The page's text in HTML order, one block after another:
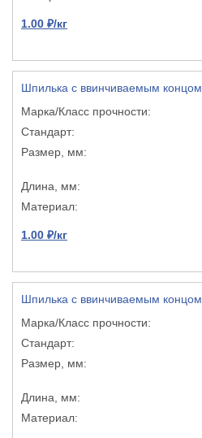
1.00 ₽/кг
Шпилька с ввинчиваемым концом
1.00 ₽/кг
Шпилька с ввинчиваемым концом